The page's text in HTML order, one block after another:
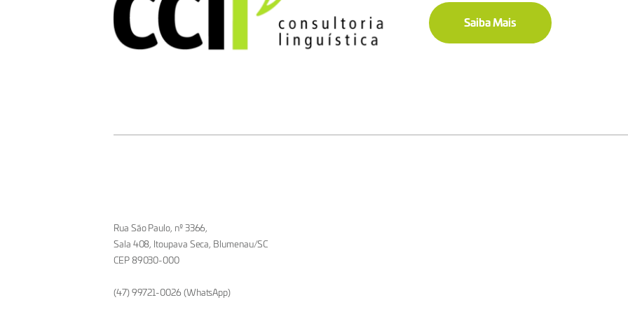
Saiba Mais
Rua São Paulo, nº 3366,
Sala 408, Itoupava Seca, Blumenau/SC
CEP 89030-000
(47) 99721-0026 (WhatsApp)